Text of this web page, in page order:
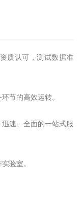
质认可，测试数据准
节的高效运转。
速、全面的一站式服
验室。